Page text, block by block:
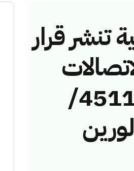
تنشر قرار
وتقنية المعلومات رقم (45114464/